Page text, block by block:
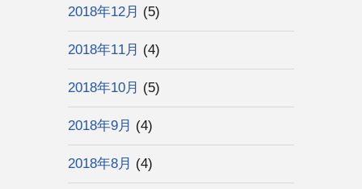
2018年12月 (5)
2018年11月 (4)
2018年10月 (5)
2018年9月 (4)
2018年8月 (4)